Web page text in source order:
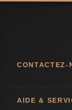
CONTACTEZ-
AIDE &